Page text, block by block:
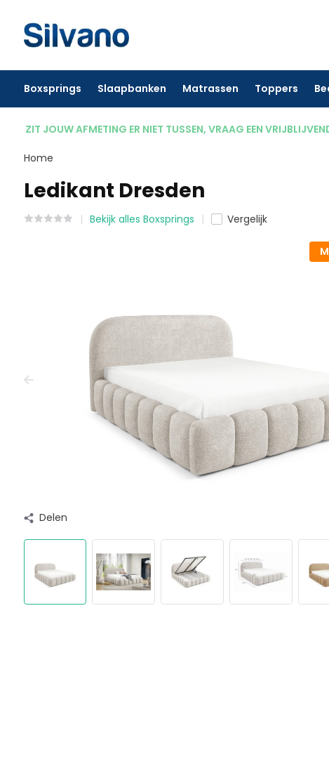
Boxsprings Slaapbanken Matrassen Toppers
ZIT JOUW AFMETING ER NIET TUSSEN, VRAAG EEN
Home
Ledikant Dresden
Bekijk alles Boxsprings Vergelijk
Delen